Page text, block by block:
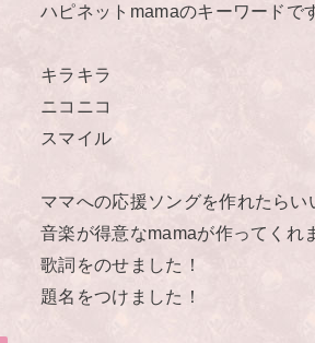
ハピネットmamaのキーワードで
キラキラ
ニコニコ
スマイル
ママへの応援ソングを作れたらい
音楽が得意なmamaが作ってくれ
歌詞をのせました！
題名をつけました！